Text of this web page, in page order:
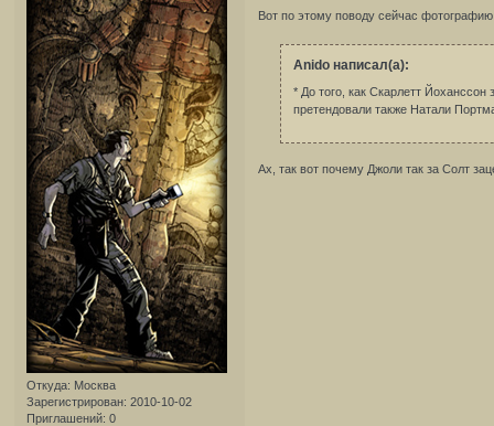
Откуда: Москва
Зарегистрирован: 2010-10-02
Приглашений: 0
Вот по этому поводу сейчас
Anido написал(а):
* До того, как Скарлетт
претендовали также Натали
Ах, так вот почему Джоли так за Солт